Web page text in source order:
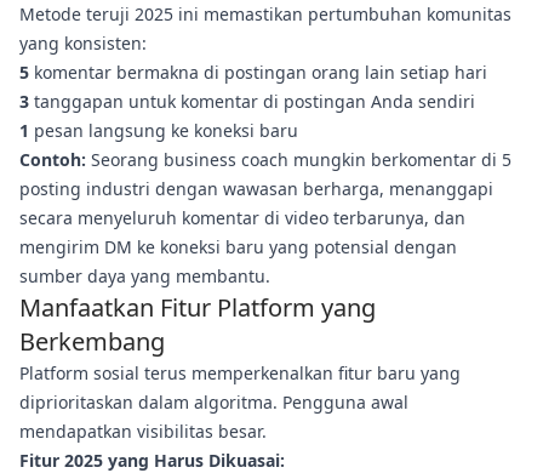
Metode teruji 2025 ini memastikan pertumbuhan komunitas
yang konsisten:
5 komentar bermakna di postingan orang lain setiap hari
3 tanggapan untuk komentar di postingan Anda sendiri
1 pesan langsung ke koneksi baru
Contoh: Seorang business coach mungkin berkomentar di 5
posting industri dengan wawasan berharga, menanggapi
secara menyeluruh komentar di video terbarunya, dan
mengirim DM ke koneksi baru yang potensial dengan
sumber daya yang membantu.
Manfaatkan Fitur Platform yang
Berkembang
Platform sosial terus memperkenalkan fitur baru yang
diprioritaskan dalam algoritma. Pengguna awal
mendapatkan visibilitas besar.
Fitur 2025 yang Harus Dikuasai: